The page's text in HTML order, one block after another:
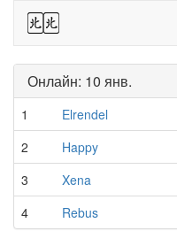
44
Онлайн: 10 янв.
1 Elrendel
2 Happy
3 Xena
4 Rebus